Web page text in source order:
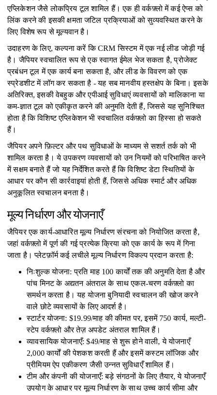
एप्लिकेशन जैसे लोकप्रिय टूल शामिल हैं। एक ही वर्कफ़्लो में कई ऐप्स को
लिंक करने की इसकी क्षमता जटिल प्रक्रियाओं को सुव्यवस्थित करने के
लिए विशेष रूप से मूल्यवान है।
उदाहरण के लिए, कल्पना करें कि CRM सिस्टम में एक नई लीड जोड़ी गई
है। जैपियर स्वचालित रूप से एक स्वागत ईमेल भेज सकता है, प्रोजेक्ट
प्रबंधन टूल में एक कार्य बना सकता है, और लीड के विवरण को एक
स्प्रेडशीट में लॉग कर सकता है - यह सब मानवीय हस्तक्षेप के बिना। इसके
अतिरिक्त, इसकी वेबहुक और एपीआई सुविधाएं व्यवसायों को मालिकाना या
कम-ज्ञात टूल को एकीकृत करने की अनुमति देती हैं, जिससे यह सुनिश्चित
होता है कि विशिष्ट एप्लिकेशन भी स्वचालित वर्कफ़्लो का हिस्सा हो सकते
हैं।
जैपियर अपने फ़िल्टर और पथ सुविधाओं के माध्यम से सशर्त तर्क को भी
शामिल करता है। ये उपकरण व्यवसायों को उन नियमों को परिभाषित करने
में सक्षम बनाते हैं जो यह निर्देशित करते हैं कि विशिष्ट डेटा स्थितियों के
आधार पर कौन सी कार्रवाइयां होती हैं, जिससे अधिक स्मार्ट और अधिक
अनुकूलित स्वचालन बनता है।
मूल्य निर्धारण और योजनाएँ
जैपियर एक कार्य-आधारित मूल्य निर्धारण संरचना को नियोजित करता है,
जहां वर्कफ़्लो में पूर्ण की गई प्रत्येक क्रिया को एक कार्य के रूप में गिना
जाता है। प्लेटफ़ॉर्म कई लचीले मूल्य निर्धारण विकल्प प्रदान करता है:
निःशुल्क योजना: प्रति माह 100 कार्यों तक की अनुमति देता है और
पांच मिनट के अद्यतन अंतराल के साथ एकल-चरण वर्कफ़्लो का
समर्थन करता है। यह योजना बुनियादी स्वचालन की खोज करने
वाले छोटे व्यवसायों के लिए आदर्श है।
स्टार्टर योजना: $19.99/माह की कीमत पर, इसमें 750 कार्य, मल्टी-
स्टेप वर्कफ़्लो और तेज़ अपडेट अंतराल शामिल हैं।
व्यावसायिक योजनाएँ: $49/माह से शुरू होने वाली, ये योजनाएँ
2,000 कार्यों की पेशकश करती हैं और इसमें कस्टम लॉजिक और
प्रीमियम ऐप एकीकरण जैसी उन्नत सुविधाएँ शामिल हैं।
टीम और कंपनी की योजनाएँ: बड़े संगठनों के लिए तैयार, ये योजनाएँ
उपयोग के आधार पर मूल्य निर्धारण के साथ उच्च कार्य सीमा और